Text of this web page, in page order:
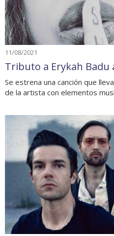
11/08/2021
Tributo a Erykah Badu
Se estrena una canción que
de la artista con elementos